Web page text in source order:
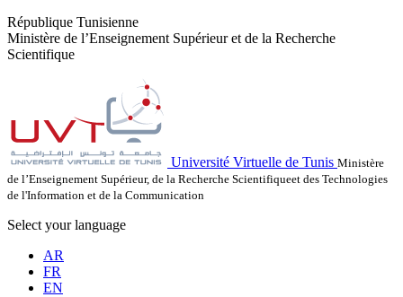
République Tunisienne
Ministère de l’Enseignement Supérieur et de la Recherche
Scientifique
Université Virtuelle de Tunis Ministère
de l’Enseignement Supérieur, de la Recherche Scientifiqueet des Technologies
de l'Information et de la Communication
Select your language
AR
FR
EN